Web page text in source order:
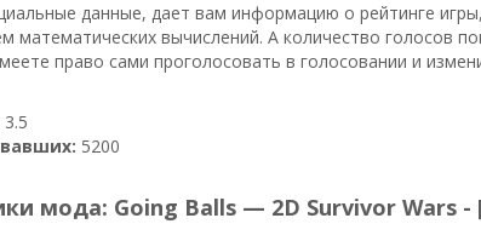
данные, дает вам информацию о рейтинге
математических вычислений. А количество голосов
право сами проголосовать в голосовании и
3.5
5200
мода: Going Balls — 2D Survivor Wars